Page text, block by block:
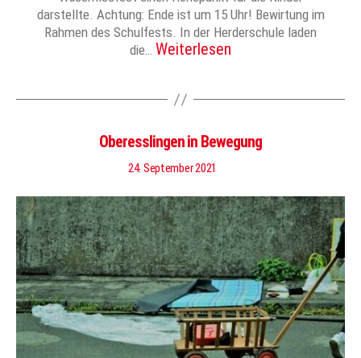
darstellte. Achtung: Ende ist um 15 Uhr! Bewirtung im
Rahmen des Schulfests. In der Herderschule laden
die… Weiterlesen
Oberesslingen in Bewegung
24. September 2021